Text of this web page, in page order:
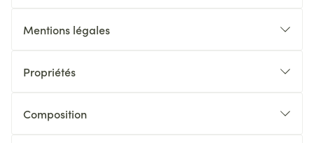
Mentions légales
Propriétés
Composition